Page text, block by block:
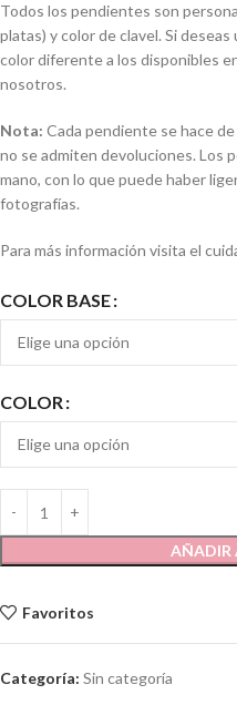
Todos los pendientes son
platas) y color de clavel. Si
color diferente a los disponibles
nosotros.
Nota: Cada pendiente se hace
no se admiten devoluciones. Los
mano, con lo que puede haber
fotografías.
Para más información visita el
COLOR BASE
COLOR
AÑADIR
Favoritos
Categoría: Sin categoría